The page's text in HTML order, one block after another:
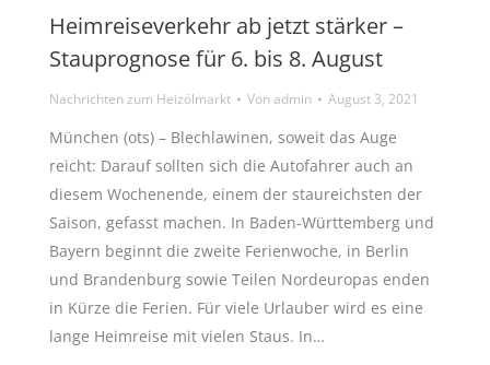
Heimreiseverkehr ab jetzt stärker –
Stauprognose für 6. bis 8. August
Nachrichten zum Heizölmarkt Vonadmin August 3, 2021
München (ots) – Blechlawinen, soweit das Auge
reicht: Darauf sollten sich die Autofahrer auch an
diesem Wochenende, einem der staureichsten der
Saison, gefasst machen. In Baden-Württemberg und
Bayern beginnt die zweite Ferienwoche, in Berlin
und Brandenburg sowie Teilen Nordeuropas enden
in Kürze die Ferien. Für viele Urlauber wird es eine
lange Heimreise mit vielen Staus. In…